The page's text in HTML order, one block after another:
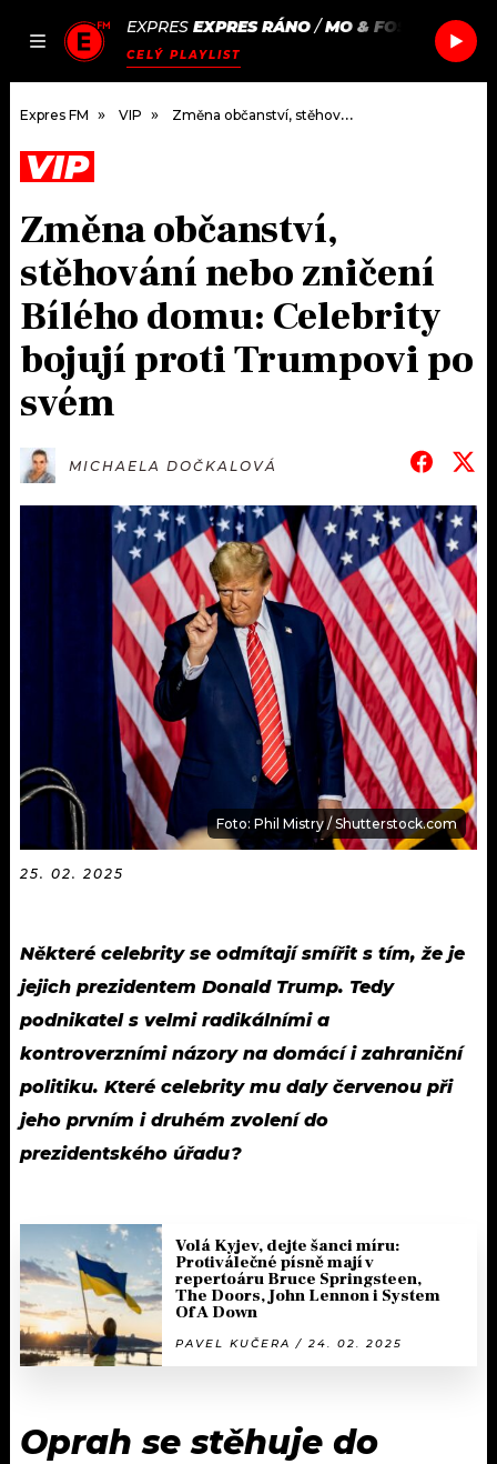
JAK
SEZNAM.CZ
EXPRES EXPRES RÁNO/MO & FOSTER THE
CELÝ PLAYLIST
DOMŮ
ČLÁNKY
AKTUÁLNĚ
HUDBA
ROZHOVORY
#NEBUDUDOMA
KALENDÁŘ
KULTURA
MIX
OSTATNÍ
PODCASTY
JAK NALADIT
RÁDIO
APLIKACE
PROGRAM
JAK NALADIT
SOUTĚŽE
Expres FM VIP Změna občanství, stěhování nebo zničení Bílého domu: Celebrity bojují proti Trumpovi po svém
VIP
Změna občanství,
stěhování nebo zničení
Bílého domu: Celebrity
bojují proti Trumpovi po
svém
MICHAELA DOČKALOVÁ
Foto: Phil Mistry / Shutterstock.com
25. 02. 2025
Některé celebrity se odmítají smířit s tím, že je
jejich prezidentem Donald Trump. Tedy
podnikatel s velmi radikálními a
kontroverzními názory na domácí i zahraniční
politiku. Které celebrity mu daly červenou při
jeho prvním i druhém zvolení do
prezidentského úřadu?
Volá Kyjev, dejte šanci míru:
Protiválečné písně mají v
repertoáru Bruce Springsteen,
The Doors, John Lennon i System
Of A Down
PAVEL KUČERA / 24. 02. 2025
Oprah se stěhuje do